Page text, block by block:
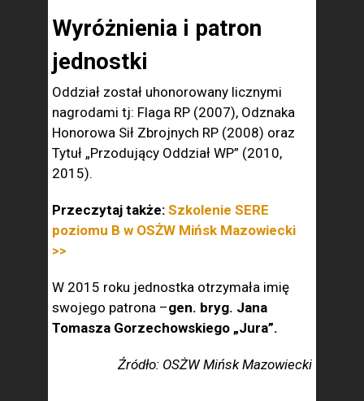
Wyróżnienia i patron
jednostki
Oddział został uhonorowany licznymi
nagrodami tj: Flaga RP (2007), Odznaka
Honorowa Sił Zbrojnych RP (2008) oraz
Tytuł „Przodujący Oddział WP” (2010,
2015).
Przeczytaj także: Szkolenie SERE
poziomu B w OSŻW Mińsk Mazowiecki
>>
W 2015 roku jednostka otrzymała imię
swojego patrona –gen. bryg. Jana
Tomasza Gorzechowskiego „Jura”.
Źródło: OSŻW Mińsk Mazowiecki